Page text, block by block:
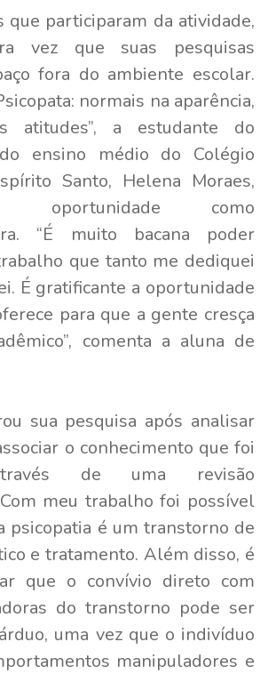
que participaram da atividade,
vez que suas pesquisas
fora do ambiente escolar.
normais na aparência,
atitudes”, a estudante do
ensino médio do Colégio
Santo, Helena Moraes,
oportunidade como
“É muito bacana poder
que tanto me dediquei
É gratificante a oportunidade
para que a gente cresça
comenta a aluna de
sua pesquisa após analisar
o conhecimento que foi
de uma revisão
meu trabalho foi possível
psicopatia é um transtorno de
e tratamento. Além disso, é
que o convívio direto com
do transtorno pode ser
uma vez que o indivíduo
manipuladores e